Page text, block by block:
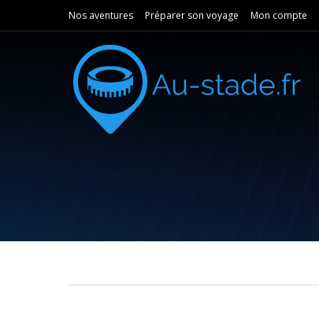
Nos aventures Préparer son voyage Mon compte